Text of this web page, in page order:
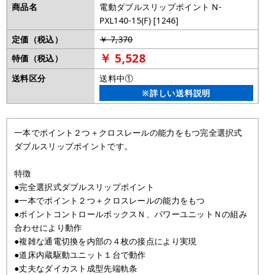
商品名
電動ダブルスリップポイント N-
PXL140-15(F) [1246]
定価（税込）
￥ 7,370
特価（税込）
￥ 5,528
送料区分
送料中①
※詳しい送料説明
一本でポイント２つ＋クロスレールの能力をもつ完全選択式
ダブルスリップポイントです。
特徴
●完全選択式ダブルスリップポイント
●一本でポイント２つ＋クロスレールの能力をもつ
●ポイントコントロールボックスＮ、パワーユニットＮの組み
合わせにより動作
●複雑な通電切換を内部の４枚の接点により実現
●道床内蔵駆動ユニット１台で動作
●丈夫なダイカスト成型先端軌条